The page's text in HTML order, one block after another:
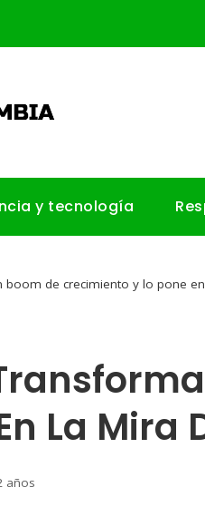
y tecnología
de crecimiento y lo pone
La Mira
años